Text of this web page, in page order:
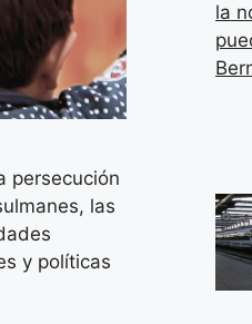
persecución
las
y políticas
la